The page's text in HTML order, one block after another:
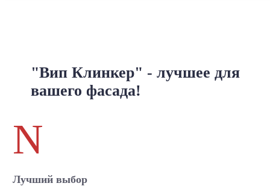
"Вип Клинкер" - лучшее для
вашего фасада!
N
Лучший выбор